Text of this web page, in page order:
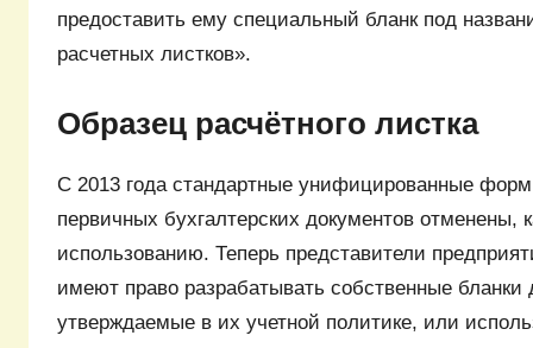
предоставить ему специальный бланк под
расчетных листков».
Образец расчётного листка
С 2013 года стандартные унифицированные
первичных бухгалтерских документов отменены,
использованию. Теперь представители
имеют право разрабатывать собственные бланки
утверждаемые в их учетной политике, или